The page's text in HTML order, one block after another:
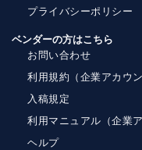
プライバシーポリシー
ベンダーの方はこちら
お問い合わせ
利用規約（企業アカウン
入稿規定
利用マニュアル（企業ア
ヘルプ